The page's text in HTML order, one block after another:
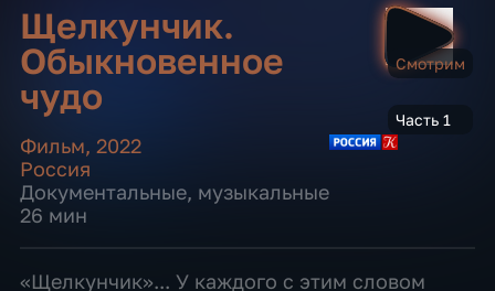
Щелкунчик.
Обыкновенное
чудо
Смотрим
Часть 1
Фильм, 2022
Россия
Документальные, музыкальные
26 мин
«Щелкунчик»... У каждого с этим словом